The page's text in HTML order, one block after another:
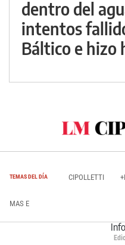
dentro del
intentos
Báltico e hizo
TEMAS DEL DÍA CIPOLLETTI
MAS E